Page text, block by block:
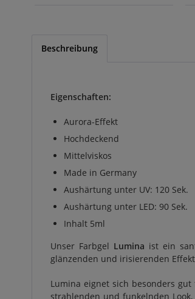
Beschreibung
Eigenschaften:
Aurora-Effekt
Hochdeckend
Mittelviskos
Made in Germany
Aushärtung unter UV: 120 Sek.
Aushärtung unter LED: 90 Sek.
Inhalt 5ml
Unser Farbgel Lumina ist ein
glänzenden und irisierenden
Lumina eignet sich besonders
strahlenden und funkelnden